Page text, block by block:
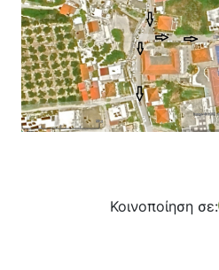
Κοινοποίηση σε: